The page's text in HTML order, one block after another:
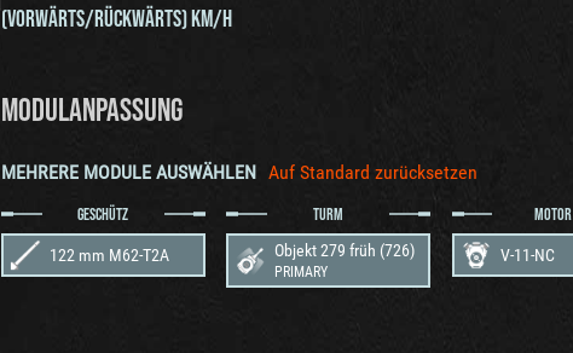
(VORWÄRTS/RÜCKWÄRTS) KM/H
MODULANPASSUNG
MEHRERE MODULE AUSWÄHLEN Auf Standard zurücksetzen
GESCHÜTZ
122 mm M62-T2A
TURM
Objekt 279 früh (726)
PRIMARY
MOTOR
V-11-NC